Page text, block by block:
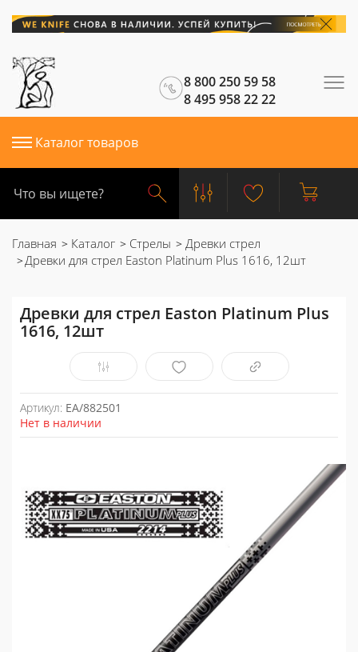
8 800 250 59 58
8 495 958 22 22
Каталог товаров
Главная Каталог Стрелы
Древки стрел
Древки для стрел Easton Platinum Plus 1616, 12шт
Древки для стрел Easton Platinum Plus
1616, 12шт
Артикул: EA/882501
Нет в наличии